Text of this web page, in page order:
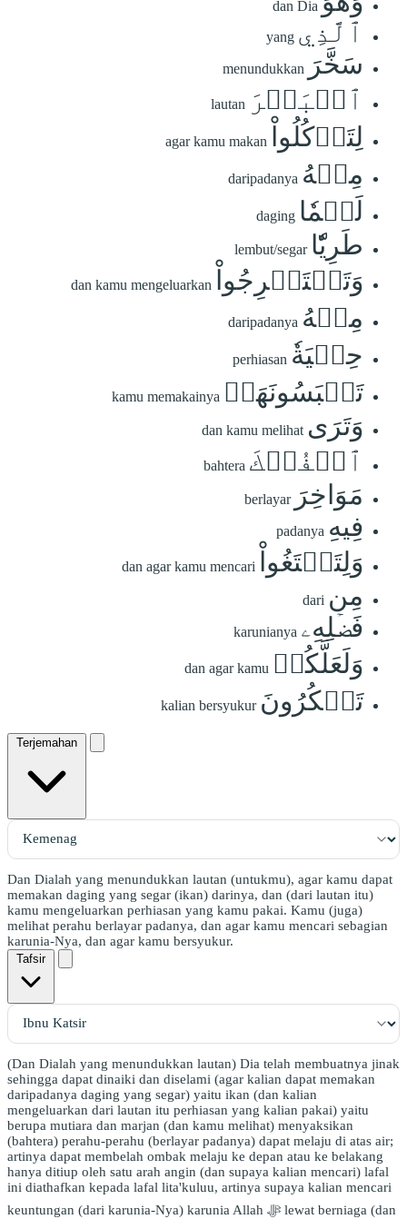
dan Dia
ٱلَّذِي yang
سَخَّرَ menundukkan
ٱلۡبَحۡرَ lautan
لِتَأۡكُلُواْ agar kamu makan
مِنۡهُ daripadanya
لَحۡمٗا daging
طَرِيّٗا lembut/segar
وَتَسۡتَخۡرِجُواْ dan kamu mengeluarkan
مِنۡهُ daripadanya
حِلۡيَةٗ perhiasan
تَلۡبَسُونَهَاۖ kamu memakainya
وَتَرَى dan kamu melihat
ٱلۡفُلۡكَ bahtera
مَوَاخِرَ berlayar
فِيهِ padanya
وَلِتَبۡتَغُواْ dan agar kamu mencari
مِن dari
فَضۡلِهِۦ karunianya
وَلَعَلَّكُمۡ dan agar kamu
تَشۡكُرُونَ kalian bersyukur
Terjemahan
Dan Dialah yang menundukkan lautan (untukmu), agar kamu dapat
memakan daging yang segar (ikan) darinya, dan (dari lautan itu)
kamu mengeluarkan perhiasan yang kamu pakai. Kamu (juga)
melihat perahu berlayar padanya, dan agar kamu mencari sebagian
karunia-Nya, dan agar kamu bersyukur.
Tafsir
(Dan Dialah yang menundukkan lautan) Dia telah membuatnya jinak
sehingga dapat dinaiki dan diselami (agar kalian dapat memakan
daripadanya daging yang segar) yaitu ikan (dan kalian
mengeluarkan dari lautan itu perhiasan yang kalian pakai) yaitu
berupa mutiara dan marjan (dan kamu melihat) menyaksikan
(bahtera) perahu-perahu (berlayar padanya) dapat melaju di atas air;
artinya dapat membelah ombak melaju ke depan atau ke belakang
hanya ditiup oleh satu arah angin (dan supaya kalian mencari) lafal
ini diathafkan kepada lafal lita'kuluu, artinya supaya kalian mencari
keuntungan (dari karunia-Nya) karunia Allah ﷻ lewat berniaga (dan